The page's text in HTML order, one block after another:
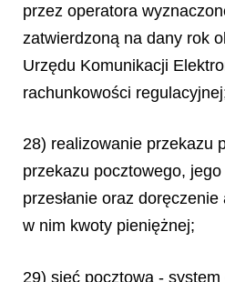
przez operatora
zatwierdzoną na dany rok
Urzędu Komunikacji
rachunkowości
28) realizowanie przekazu
przekazu pocztowego,
przesłanie oraz
w nim kwoty pieniężnej;
29) sieć pocztowa - system